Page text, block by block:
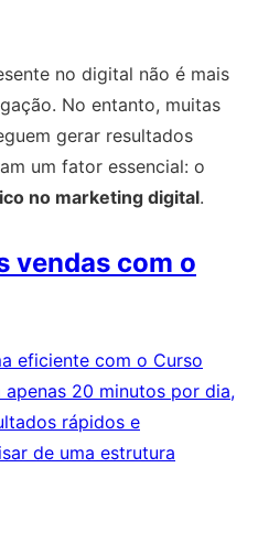
no digital não é mais
No entanto, muitas
gerar resultados
um fator essencial: o
no marketing digital.
vendas com o
eficiente com o Curso
apenas 20 minutos por dia,
rápidos e
de uma estrutura